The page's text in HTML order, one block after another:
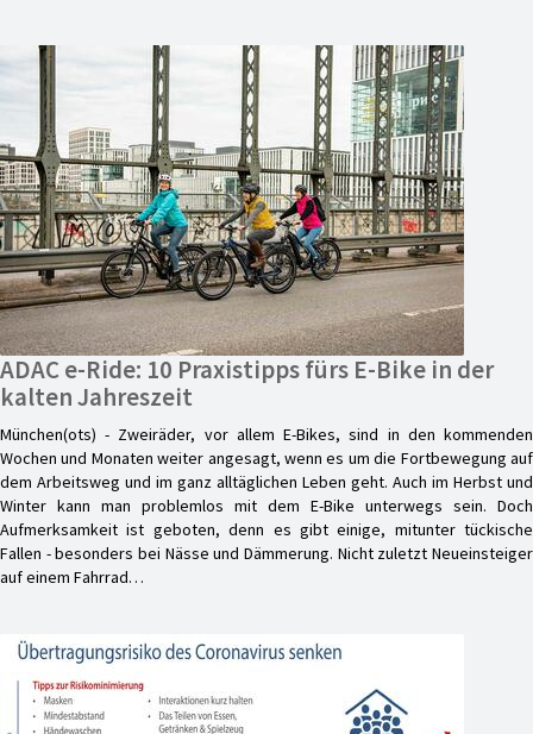
ADAC e-Ride: 10 Praxistipps fürs E-Bike in der
kalten Jahreszeit
München(ots) - Zweiräder, vor allem E-Bikes, sind in den kommenden
Wochen und Monaten weiter angesagt, wenn es um die Fortbewegung auf
dem Arbeitsweg und im ganz alltäglichen Leben geht. Auch im Herbst und
Winter kann man problemlos mit dem E-Bike unterwegs sein. Doch
Aufmerksamkeit ist geboten, denn es gibt einige, mitunter tückische
Fallen - besonders bei Nässe und Dämmerung. Nicht zuletzt Neueinsteiger
auf einem Fahrrad…